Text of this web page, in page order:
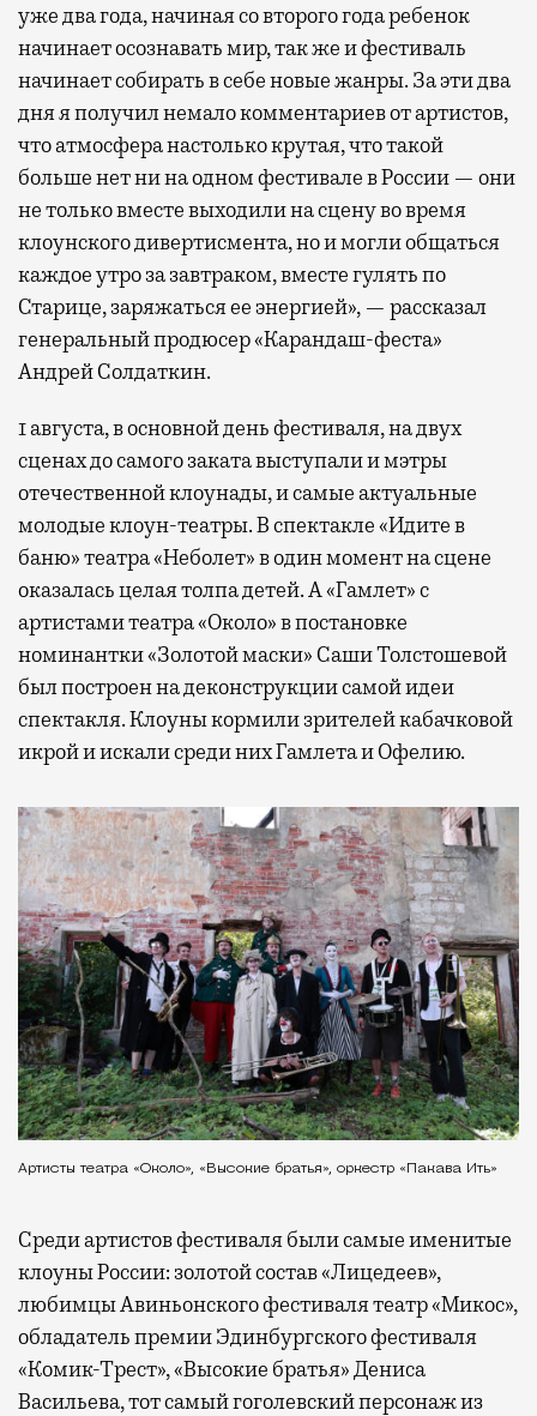
уже два года, начиная со второго года ребенок
начинает осознавать мир, так же и фестиваль
начинает собирать в себе новые жанры. За эти два
дня я получил немало комментариев от артистов,
что атмосфера настолько крутая, что такой
больше нет ни на одном фестивале в России — они
не только вместе выходили на сцену во время
клоунского дивертисмента, но и могли общаться
каждое утро за завтраком, вместе гулять по
Старице, заряжаться ее энергией», — рассказал
генеральный продюсер «Карандаш-феста»
Андрей Солдаткин.
1 августа, в основной день фестиваля, на двух
сценах до самого заката выступали и мэтры
отечественной клоунады, и самые актуальные
молодые клоун-театры. В спектакле «Идите в
баню» театра «Неболет» в один момент на сцене
оказалась целая толпа детей. А «Гамлет» с
артистами театра «Около» в постановке
номинантки «Золотой маски» Саши Толстошевой
был построен на деконструкции самой идеи
спектакля. Клоуны кормили зрителей кабачковой
икрой и искали среди них Гамлета и Офелию.
Артисты театра «Около», «Высокие братья», оркестр «Пакава Ить»
Среди артистов фестиваля были самые именитые
клоуны России: золотой состав «Лицедеев»,
любимцы Авиньонского фестиваля театр «Микос»,
обладатель премии Эдинбургского фестиваля
«Комик-Трест», «Высокие братья» Дениса
Васильева, тот самый гоголевский персонаж из